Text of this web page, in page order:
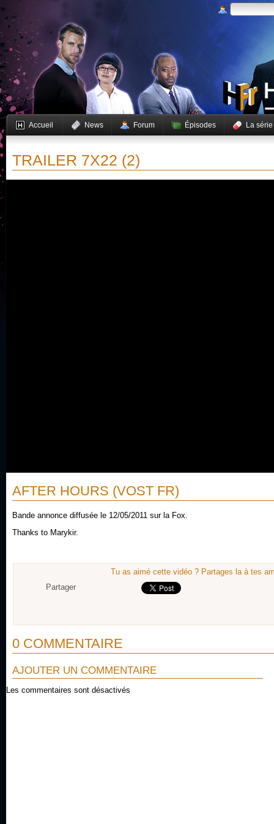
Accueil News Forum Épisodes La série
TRAILER 7X22 (2)
AFTER HOURS (VOST FR)
Bande annonce diffusée le 12/05/2011 sur la Fox.
Thanks to Marykir.
Tu as aimé cette vidéo ? Partages la à tes
Partager
0 COMMENTAIRE
AJOUTER UN COMMENTAIRE
Les commentaires sont désactivés